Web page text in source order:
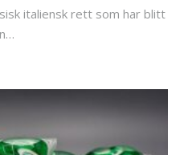
italiensk rett som har blitt